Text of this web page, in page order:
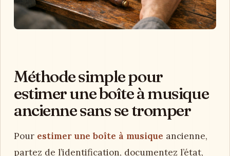
Méthode simple pour
estimer une boîte à musique
ancienne sans se tromper
Pour estimer une boîte à musique ancienne,
partez de l’identification, documentez l’état,